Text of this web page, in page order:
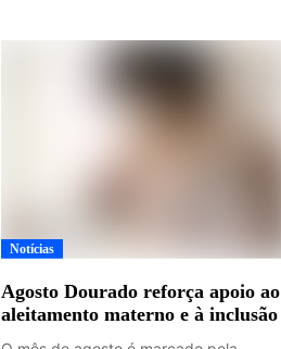
Notícias
Agosto Dourado reforça apoio ao
aleitamento materno e à inclusão